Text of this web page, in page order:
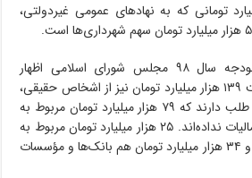
۷۲ هزار میلیارد تومانی که به نهادهای عمومی غیردولتی،
رئیس کمیسیون تلفیق بودجه سال ۹۸ مجلس شورای اسلامی اظهار
داشت: از سویی دیگر دولت ۱۳۹ هزار میلیارد تومان نیز از اشخاص حقیقی،
نهادهای عمومی و بانک‌ها طلب د‌ارند که ۷۹ هزار میلیارد تومان مربوط به
اشخاص حقیقی است که مالیات نداده‌اند. ۲۵ هزار میلیارد تومان مربوط به
نهادهای عمومی غیردولتی و ۳۴ هزار میلیارد تومان هم بانک‌ها و مؤسسات